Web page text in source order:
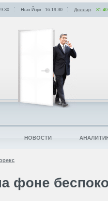
фоне
Нью-Йорк 16:19:30 Доллар:
НОВОСТИ